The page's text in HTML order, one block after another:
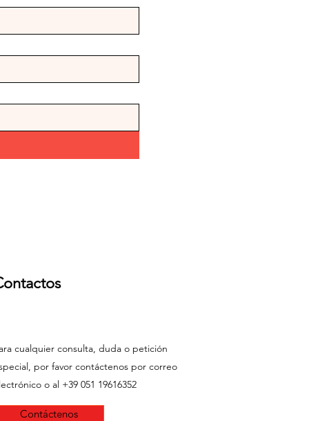
cualquier consulta, duda o petición
por favor contáctenos por correo
o al +39 051 19616352
Contáctenos